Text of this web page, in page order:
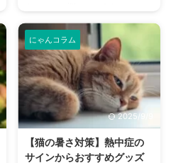
か？大阪には、広大な敷地でのび
のびと遊べるドッグランから、都
心でアクセスしやすい便利な施設
まで、魅力的なドッグランがたく
さんあります。 しかし、「初め
てドッグランに行くから不安」
「どの施設が愛犬に合っているか
わからない」という方も多いので
は、大阪府内にある人気のドッグ
にゃんコラム
2025/9/9
【猫の暑さ対策】熱中症の
サインからおすすめグッズ